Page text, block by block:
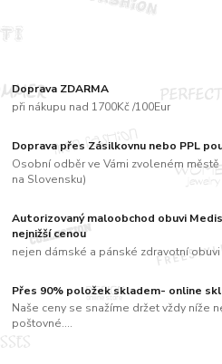
Doprava ZDARMA
při nákupu nad 1700Kč /100Eur
Doprava přes Zásilkovnu nebo PPL
Osobní odběr ve Vámi zvoleném
na Slovensku)
Autorizovaný maloobchod obuvi
nejnižší cenou
nejen dámské a pánské zdravotní obuvi
Přes 90% položek skladem- online
Naše ceny se snažíme držet vždy níže
poštovné....